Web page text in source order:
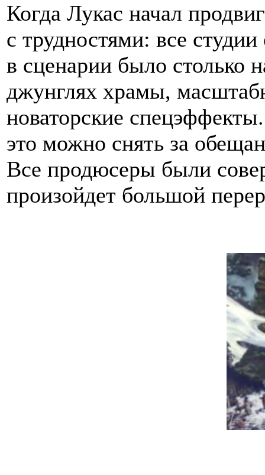
Когда Лукас начал
с трудностями: все
в сценарии было столько
джунглях храмы,
новаторские
это можно снять за
Все продюсеры были
произойдет большой